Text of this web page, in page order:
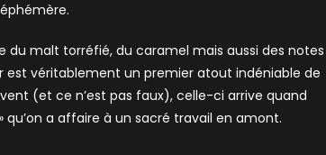
du malt torréfié, du caramel mais aussi des notes
est véritablement un premier atout indéniable de
(et ce n’est pas faux), celle-ci arrive quand
a affaire à un sacré travail en amont.